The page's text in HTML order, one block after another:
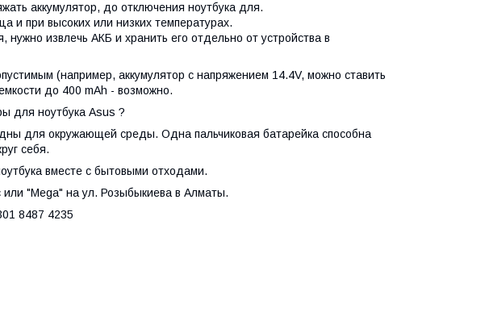
аккумулятор, до отключения ноутбука для.
и при высоких или низких температурах.
нужно извлечь АКБ и хранить его отдельно от устройства в
(например, аккумулятор с напряжением 14.4V, можно ставить
до 400 mAh - возможно.
для ноутбука Asus ?
для окружающей среды. Одна пальчиковая батарейка способна
себя.
вместе с бытовыми отходами.
"Mega" на ул. Розыбыкиева в Алматы.
8487 4235